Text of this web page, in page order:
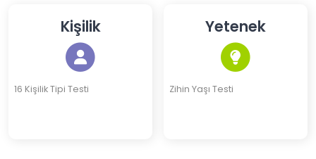
Kişilik
16 Kişilik Tipi Testi
Yetenek
Zihin Yaşı Testi